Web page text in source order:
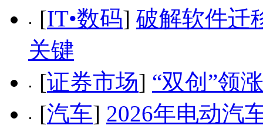
[IT•数码] 破解软件
关键
[证券市场] “双创”领
[汽车] 2026年电动汽